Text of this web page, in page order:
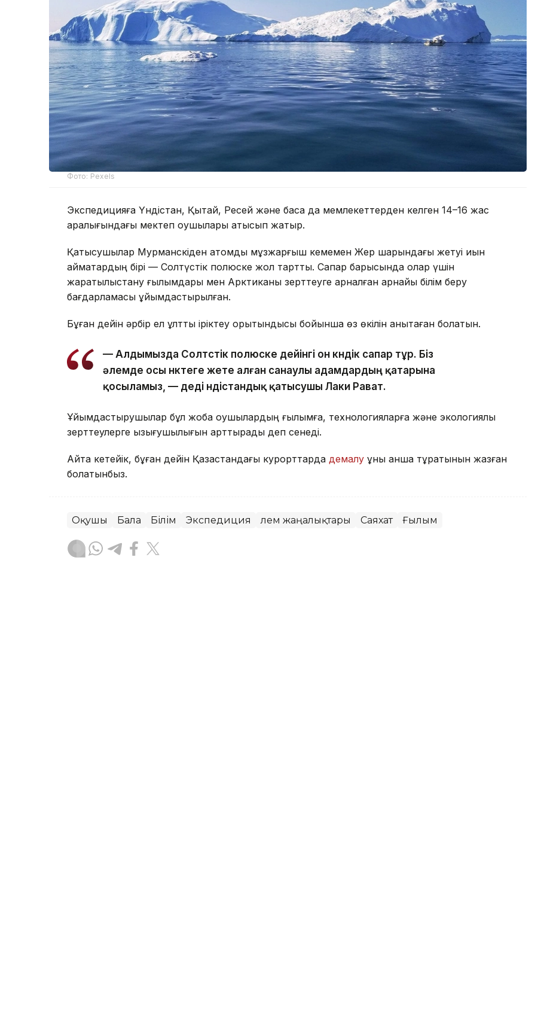
Фото: Pexels
Экспедицияға Үндістан, Қытай, Ресей және басқа да мемлекеттерден келген 14–16 жас
аралығындағы мектеп оқушылары қатысып жатыр.
Қатысушылар Мурманскіден атомдық мұзжарғыш кемемен Жер шарындағы жетуі қиын
аймақтардың бірі — Солтүстік полюске жол тартты. Сапар барысында олар үшін
жаратылыстану ғылымдары мен Арктиканы зерттеуге арналған арнайы білім беру
бағдарламасы ұйымдастырылған.
Бұған дейін әрбір ел ұлттық іріктеу қорытындысы бойынша өз өкілін анықтаған болатын.
— Алдымызда Солтүстік полюске дейінгі он күндік сапар тұр. Біз
әлемде осы нүктеге жете алған санаулы адамдардың қатарына
қосыламыз, — деді үндістандық қатысушы Лаки Рават.
Ұйымдастырушылар бұл жоба оқушылардың ғылымға, технологияларға және экологиялық
зерттеулерге қызығушылығын арттырады деп сенеді.
Айта кетейік, бұған дейін Қазақстандағы курорттарда демалу құны қанша тұратынын жазған
болатынбыз.
Оқушы Бала Білім Экспедиция Әлем жаңалықтары Саяхат Ғылым